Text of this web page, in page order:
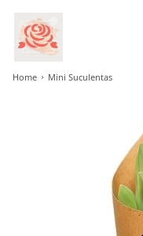
Home Mini Suculentas